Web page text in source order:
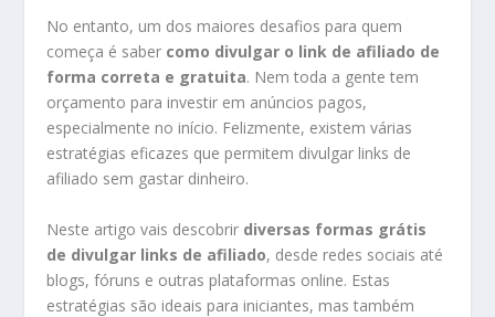
No entanto, um dos maiores desafios para quem
começa é saber como divulgar o link de afiliado de
forma correta e gratuita. Nem toda a gente tem
orçamento para investir em anúncios pagos,
especialmente no início. Felizmente, existem várias
estratégias eficazes que permitem divulgar links de
afiliado sem gastar dinheiro.
Neste artigo vais descobrir diversas formas grátis
de divulgar links de afiliado, desde redes sociais até
blogs, fóruns e outras plataformas online. Estas
estratégias são ideais para iniciantes, mas também